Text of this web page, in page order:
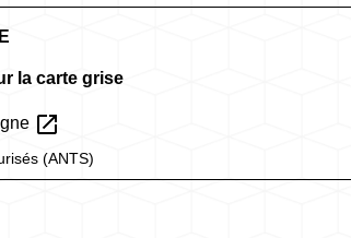
la carte grise
open_in_new
(ANTS)